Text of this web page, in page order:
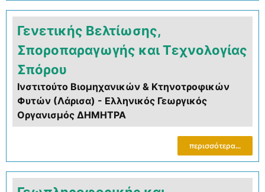
Γενετικής Βελτίωσης,
Σποροπαραγωγής και Τεχνολογίας
Σπόρου
Ινστιτούτο Βιομηχανικών & Κτηνοτροφικών
Φυτών (Λάρισα) - Ελληνικός Γεωργικός
Οργανισμός ΔΗΜΗΤΡΑ
περισσότερα...